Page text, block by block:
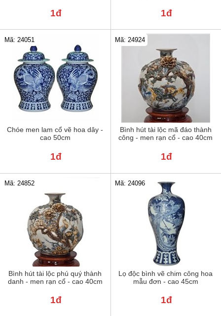
1đ 1đ
Chóe men lam cổ vẽ hoa dây -
cao 50cm
Mã: 24051
1đ
Bình hút tài lộc mã đáo thành
công - men rạn cổ - cao 40cm
Mã: 24924
1đ
Bình hút tài lộc phú quý thành
danh - men rạn cổ - cao 40cm
Mã: 24852
1đ
Lọ độc bình vẽ chim công hoa
mẫu đơn - cao 45cm
Mã: 24096
1đ